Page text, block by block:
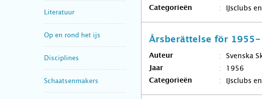
Literatuur
Op en rond het ijs
Disciplines
Schaatsenmakers
Categorieën IJsclubs
Årsberättelse för
Auteur Svenska
Jaar 1956
Categorieën IJsclubs